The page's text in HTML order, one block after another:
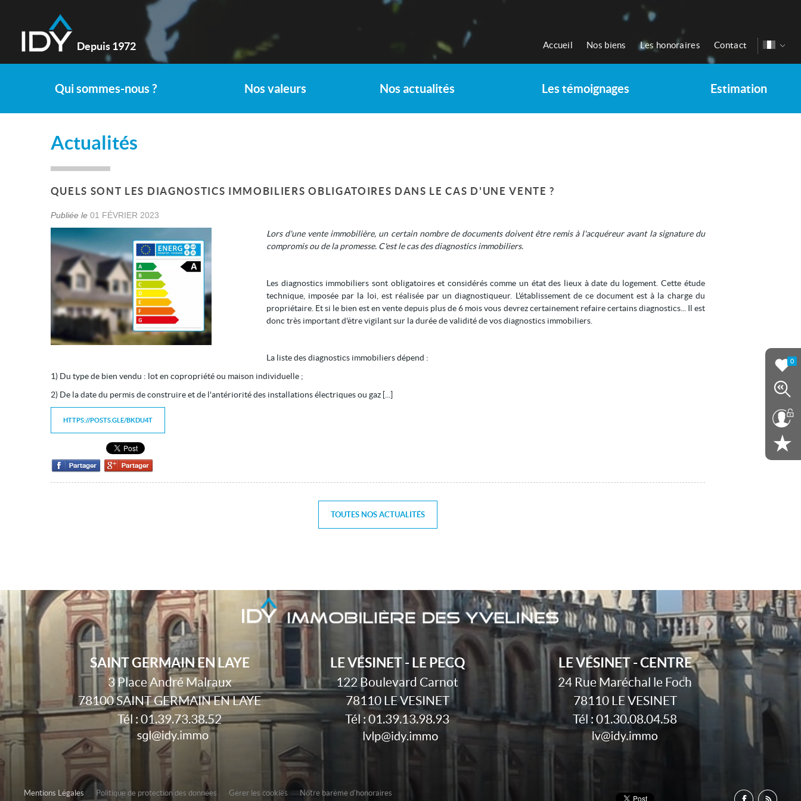
Depuis 1972 Accueil Nos biens Les honoraires Contact
0
Qui sommes-nous ? Nos valeurs Nos actualités Les témoignages Estimation
Actualités
QUELS SONT LES DIAGNOSTICS IMMOBILIERS OBLIGATOIRES DANS LE CAS D'UNE VENTE ?
Publiée le 01 FÉVRIER 2023
Lors d'une vente immobilière, un certain nombre de documents doivent être remis à l'acquéreur avant la signature du
compromis ou de la promesse. C'est le cas des diagnostics immobiliers.
Les diagnostics immobiliers sont obligatoires et considérés comme un état des lieux à date du logement. Cette étude
technique, imposée par la loi, est réalisée par un diagnostiqueur. L'établissement de ce document est à la charge du
propriétaire. Et si le bien est en vente depuis plus de 6 mois vous devrez certainement refaire certains diagnostics... Il est
donc très important d'être vigilant sur la durée de validité de vos diagnostics immobiliers.
La liste des diagnostics immobiliers dépend :
1) Du type de bien vendu : lot en copropriété ou maison individuelle ;
2) De la date du permis de construire et de l'antériorité des installations électriques ou gaz [...]
HTTPS://POSTS.GLE/BKDU4T
TOUTES NOS ACTUALITÉS
SAINT GERMAIN EN LAYE
3 Place André Malraux
78100SAINT GERMAIN EN LAYE
Tél :01.39.73.38.52
LE VÉSINET - LE PECQ
122 Boulevard Carnot
78110 LE VESINET
Tél :01.39.13.98.93
LE VÉSINET - CENTRE
24 Rue Maréchal le Foch
78110 LE VESINET
Tél :01.30.08.04.58
Mentions Légales Politique de protection des données Gérer les cookies
Notre barème d'honoraires